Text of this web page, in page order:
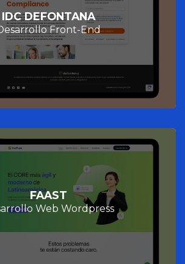
IDC DEFONTANA
Front-End
FAAST
Web Wordpress